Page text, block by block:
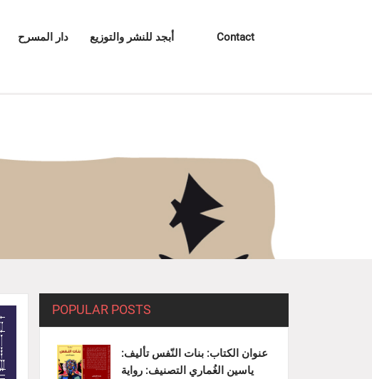
دار المسرح أبجد للنشر والتوزيع Contact
POPULAR POSTS
عنوان الكتاب: بنات النّفس تأليف:
ياسين الغُماري التصنيف: رواية